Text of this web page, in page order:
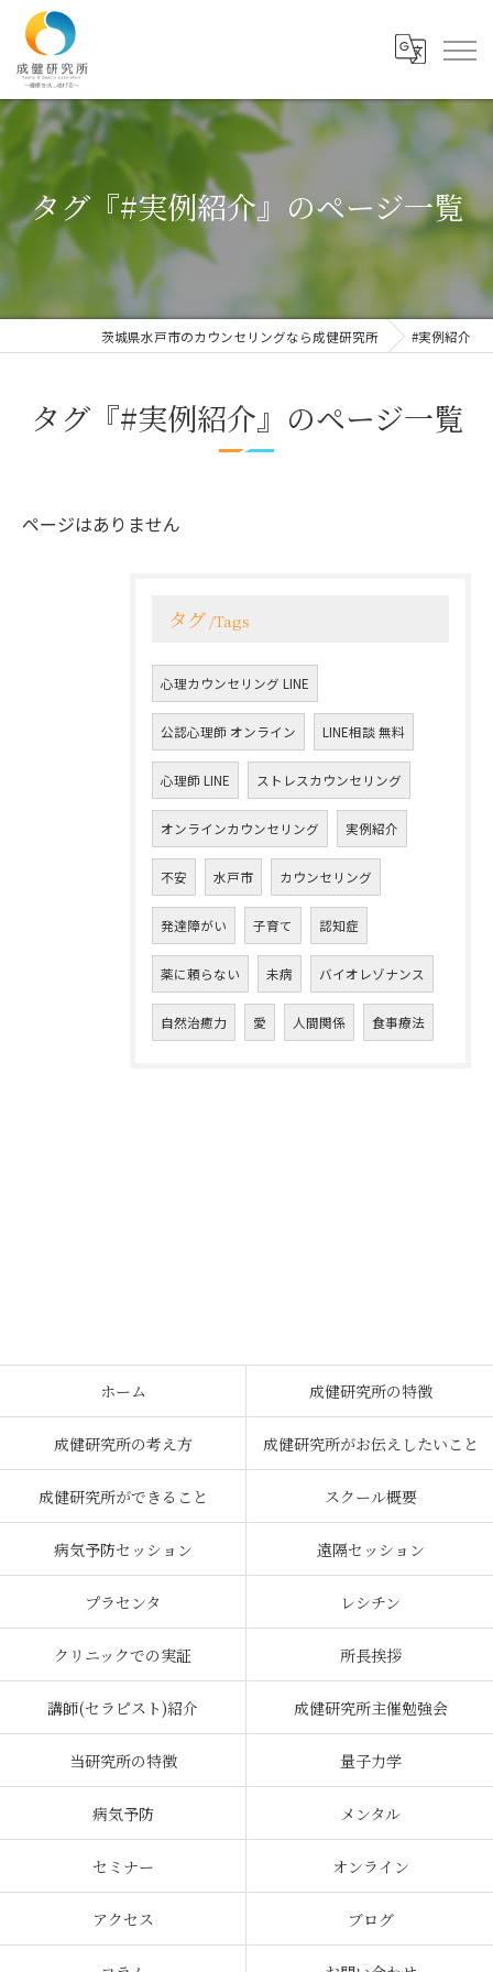
タグ『#実例紹介』のページ一覧
茨城県水戸市のカウンセリングなら成健研究所 #実例紹介
タグ『#実例紹介』のページ一覧
ページはありません
タグ Tags
心理カウンセリング LINE
公認心理師 オンライン LINE相談 無料
心理師 LINE ストレスカウンセリング
オンラインカウンセリング 実例紹介
不安 水戸市 カウンセリング
発達障がい 子育て 認知症
薬に頼らない 未病 バイオレゾナンス
自然治癒力 愛 人間関係 食事療法
ホーム 成健研究所の特徴
成健研究所の考え方 成健研究所がお伝えしたいこと
成健研究所ができること スクール概要
病気予防セッション 遠隔セッション
プラセンタ レシチン
クリニックでの実証 所長挨拶
講師(セラピスト)紹介 成健研究所主催勉強会
当研究所の特徴 量子力学
病気予防 メンタル
セミナー オンライン
アクセス ブログ
お問い合わせはこちら